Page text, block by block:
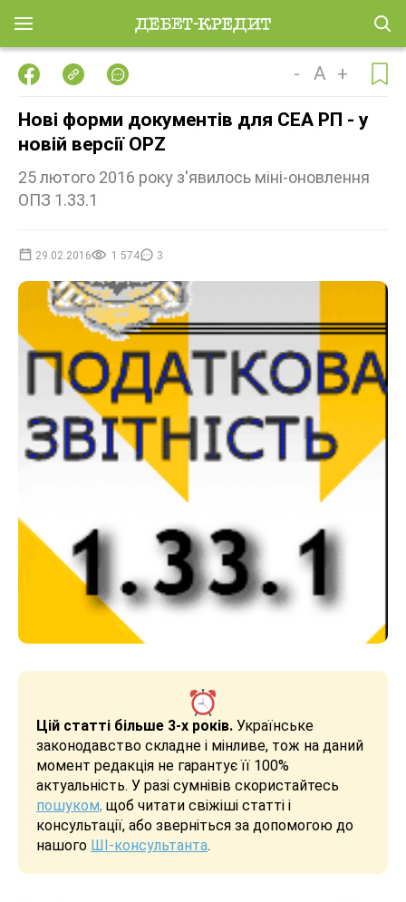
- A +
Нові форми документів для СЕА РП - у
новій версії OPZ
25 лютого 2016 року з'явилось міні-оновлення
ОПЗ 1.33.1
29.02.2016 1 574 3
Цій статті більше 3-х років. Українське
законодавство складне і мінливе, тож на даний
момент редакція не гарантує її 100%
актуальність. У разі сумнівів скористайтесь
пошуком, щоб читати свіжіші статті і
консультації, або зверніться за допомогою до
нашого ШІ-консультанта.